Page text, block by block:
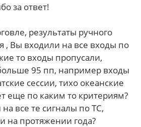
за ответ!
результаты ручного
, Вы входили на все входы по
то входы пропусали,
95 пп, например входы
сессии, тихо океанские
еще по каким то критериям?
все те сигналы по ТС,
на протяжении года?